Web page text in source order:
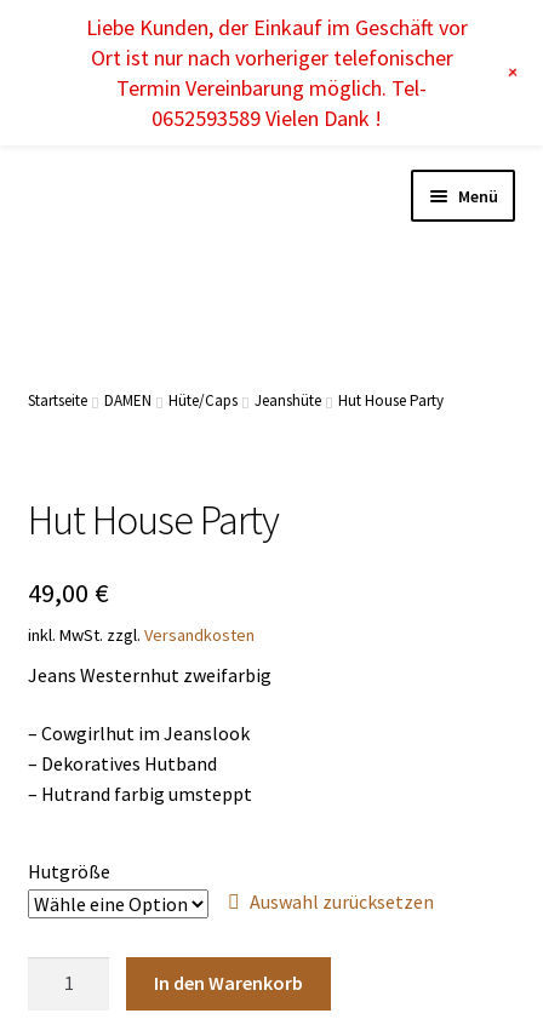
Menü
ACCESSOIRES
DE EN
Startseite DAMEN Hüte/Caps Jeanshüte Hut House Party
Hut House Party
49,00 €
inkl. MwSt. zzgl. Versandkosten
Jeans Westernhut zweifarbig
– Cowgirlhut im Jeanslook
– Dekoratives Hutband
– Hutrand farbig umsteppt
Hutgröße
Auswahl zurücksetzen
In den Warenkorb
Liebe Kunden, der Einkauf im Geschäft vor
Ort ist nur nach vorheriger telefonischer
Termin Vereinbarung möglich. Tel-
0652593589 Vielen Dank !
+
DE